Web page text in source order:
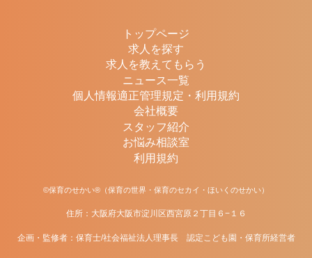
トップページ
求人を探す
求人を教えてもらう
ニュース一覧
個人情報適正管理規定・利用規約
会社概要
スタッフ紹介
お悩み相談室
利用規約
©保育のせかい®（保育の世界・保育のセカイ・ほいくのせかい）
住所：大阪府大阪市淀川区西宮原２丁目６−１６
企画・監修者：保育士/社会福祉法人理事長 認定こども園・保育所経営者